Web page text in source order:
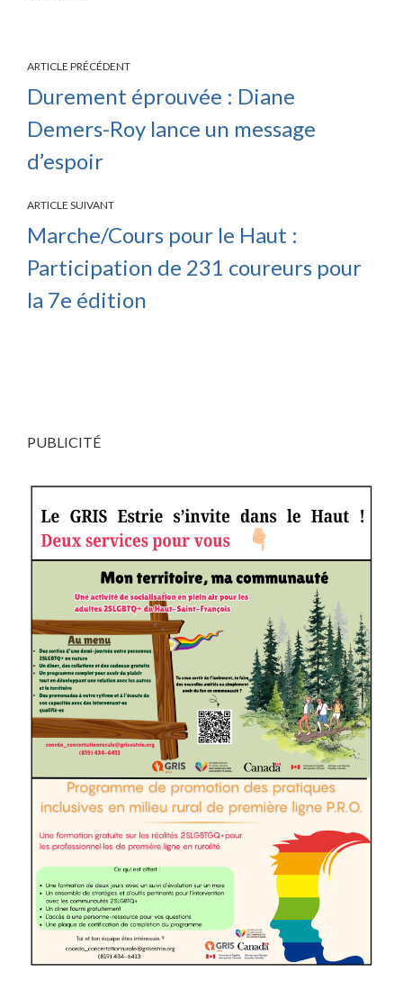
ARTICLE PRÉCÉDENT
Durement éprouvée : Diane
Demers-Roy lance un message
d’espoir
ARTICLE SUIVANT
Marche/Cours pour le Haut :
Participation de 231 coureurs pour
la 7e édition
PUBLICITÉ